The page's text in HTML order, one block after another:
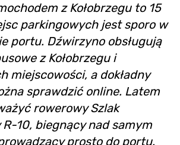
z Kołobrzegu to 15
parkingowych jest sporo w
portu. Dźwirzyno obsługują
z Kołobrzegu i
miejscowości, a dokładny
sprawdzić online. Latem
rowerowy Szlak
R-10, biegnący nad samym
prosto do portu.